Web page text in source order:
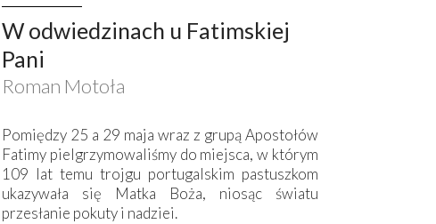
W odwiedzinach u Fatimskiej
Pani
Roman Motoła
Pomiędzy 25 a 29 maja wraz z grupą Apostołów
Fatimy pielgrzymowaliśmy do miejsca, w którym
109 lat temu trojgu portugalskim pastuszkom
ukazywała się Matka Boża, niosąc światu
przesłanie pokuty i nadziei.